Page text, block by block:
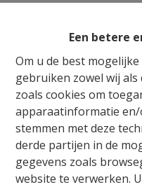
Een betere
Om u de best
gebruiken zowel wij
zoals cookies om
apparaatinformatie en/
stemmen met deze
derde partijen in de
gegevens zoals
website te verwerken.
Te koop